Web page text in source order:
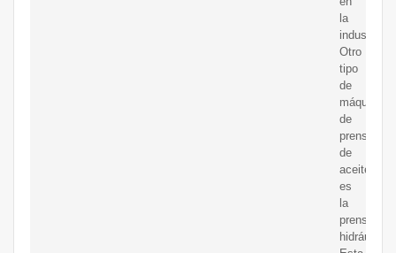
la
industria.
Otro
tipo
de
máquina
de
prensa
de
aceite
es
la
prensa
hidráulica.